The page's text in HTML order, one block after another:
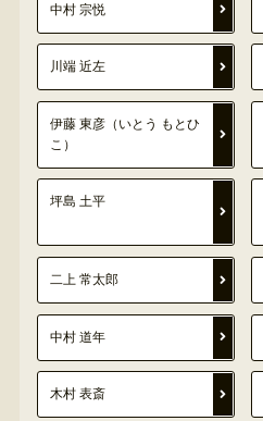
中村 宗悦
川端 近左
伊藤 東彦（いとう もとひ
こ）
坪島 土平
二上 常太郎
中村 道年
木村 表斎